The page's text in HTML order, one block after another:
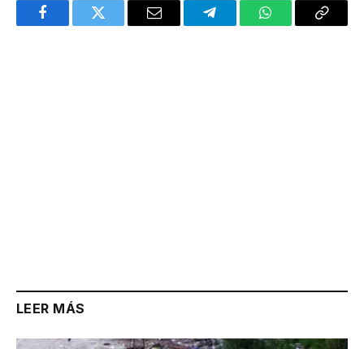
FacebookTwitter Email TelegramWhatsAppCopy
LEER MÁS